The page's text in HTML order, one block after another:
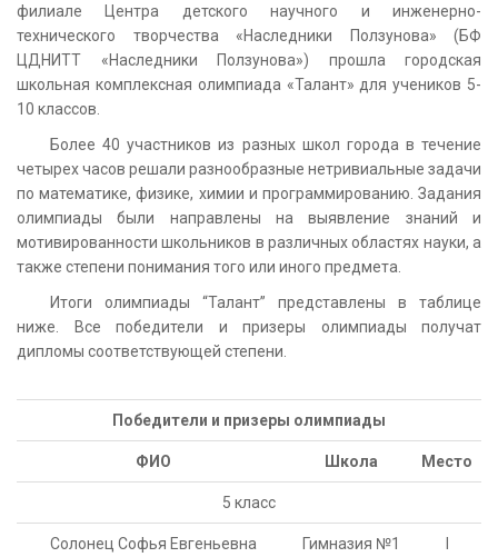
филиале Центра детского научного и инженерно-
технического творчества «Наследники Ползунова» (БФ
ЦДНИТТ «Наследники Ползунова») прошла городская
школьная комплексная олимпиада «Талант» для учеников 5-
10 классов.
Более 40 участников из разных школ города в течение
четырех часов решали разнообразные нетривиальные задачи
по математике, физике, химии и программированию. Задания
олимпиады были направлены на выявление знаний и
мотивированности школьников в различных областях науки, а
также степени понимания того или иного предмета.
Итоги олимпиады “Талант” представлены в таблице
ниже. Все победители и призеры олимпиады получат
дипломы соответствующей степени.
Победители и призеры олимпиады
ФИО Школа Место
5 класс
Солонец Софья Евгеньевна Гимназия №1